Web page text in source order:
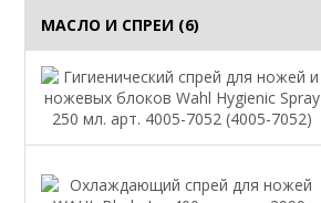
МАСЛО И СПРЕИ (6)